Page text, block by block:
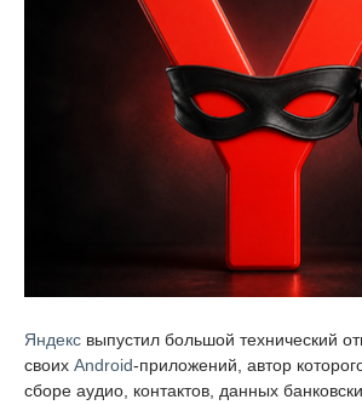
Яндекс выпустил большой технический
своих Android-приложений, автор
сборе аудио, контактов, данных